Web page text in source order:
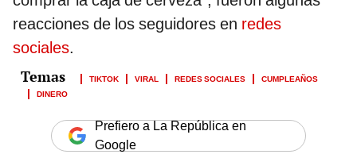
reacciones de los seguidores en redes
sociales.
TIKTOK VIRAL REDES SOCIALES
CUMPLEAÑOS
DINERO
Prefiero a La República en
Google